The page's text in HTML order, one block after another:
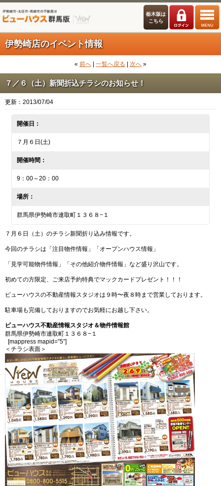
栃木版は
こちら
伊勢崎店のイベント情報
« 前へ 一覧へ戻る 次へ »
７／６（土）新聞折込チラシのお知らせ！
更新：2013/07/04
開催日：
７月６日(土)
開催時間：
9：00～20：00
場所：
群馬県伊勢崎市連取町１３６８−１
７月６日（土）のチラシ新聞折り込み情報です。
今回のチラシは「注目物件情報」「オープンハウス情報」
「見学可能物件情報」「その他紹介物件情報」など盛り沢山です。
初めての方限定、ご来店予約特典でマックカードプレゼント！！！
ビューハウスの不動産情報スタジオは９時〜夜８時まで営業しております。
駐車場も完備しておりますのでお気軽にお越し下さい。
ビューハウス不動産情報スタジオ＆物件情報館
群馬県伊勢崎市連取町１３６８−１
[mappress mapid=”5″]
＜チラシ表面＞